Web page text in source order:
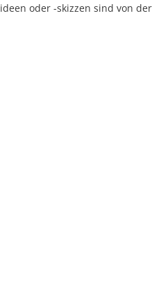
oder -skizzen sind von